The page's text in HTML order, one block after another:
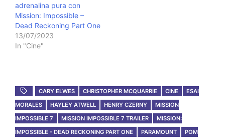
adrenalina pura con
Mission: Impossible –
Dead Reckoning Part One
13/07/2023
In "Cine"
CARY ELWES CHRISTOPHER MCQUARRIE CINE
ESAI
MORALES
HAYLEY ATWELL HENRY CZERNY
MISSION
IMPOSSIBLE 7
MISSION IMPOSSIBLE 7 TRAILER
MISSION:
IMPOSSIBLE - DEAD RECKONING PART ONE
PARAMOUNT
POM